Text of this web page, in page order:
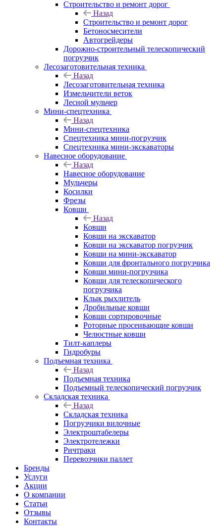
Строительство и ремонт дорог
Назад
Строительство и ремонт дорог
Бетоносмесители
Автогрейдеры
Дорожно-строительный телескопический
погрузчик
Лесозаготовительная техника
Назад
Лесозаготовительная техника
Измельчители веток
Лесной мульчер
Мини-спецтехника
Назад
Мини-спецтехника
Спецтехника мини-погрузчик
Спецтехника мини-экскаваторы
Навесное оборудование
Назад
Навесное оборудование
Мульчеры
Косилки
Фрезы
Ковши
Назад
Ковши
Ковши на экскаватор
Ковши на экскаватор погрузчик
Ковши на мини-экскаватор
Ковши для фронтального погрузчика
Ковши мини-погрузчика
Ковши для телескопического
погрузчика
Клык рыхлитель
Дробильные ковши
Ковши сортировочные
Роторные просеивающие ковши
Челюстные ковши
Тилт-каплеры
Гидробуры
Подъемная техника
Назад
Подъемная техника
Подъемный телескопический погрузчик
Складская техника
Назад
Складская техника
Погрузчики вилочные
Электроштабелеры
Электротележки
Ричтраки
Перевозчики паллет
Бренды
Услуги
Акции
О компании
Статьи
Отзывы
Контакты